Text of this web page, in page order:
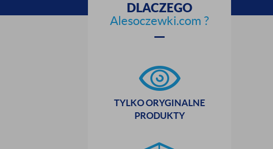
DLACZEGO
Alesoczewki.com ?
TYLKO ORYGINALNE
PRODUKTY